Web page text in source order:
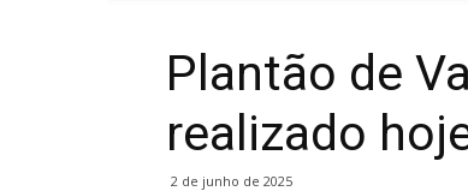
Plantão de
realizado
2 de junho de 2025